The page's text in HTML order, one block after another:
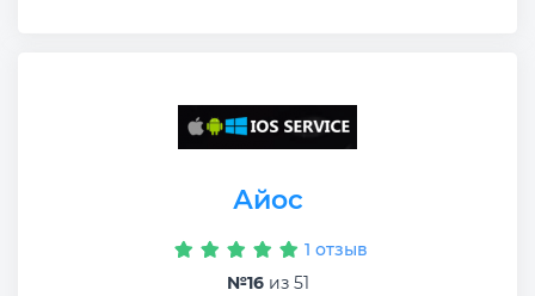
Айос
1 отзыв
№16из 51